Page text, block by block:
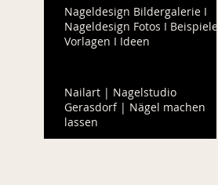
Nageldesign Bildergalerie I
Nageldesign Fotos I Beispiele I
Vorlagen I Ideen
Nailart | Nagelstudio
Gerasdorf | Nägel machen
lassen